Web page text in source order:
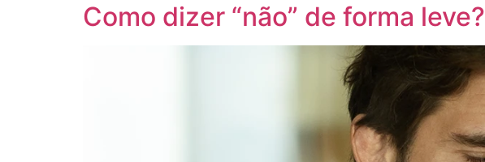
Como dizer “não” de forma leve?